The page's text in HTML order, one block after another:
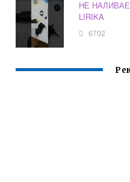
НЕ
LIRIKA
6702